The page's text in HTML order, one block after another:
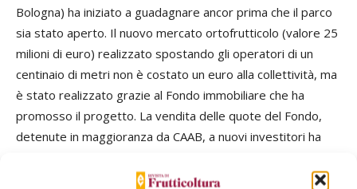
Bologna) ha iniziato a guadagnare ancor prima che il parco
sia stato aperto. Il nuovo mercato ortofrutticolo (valore 25
milioni di euro) realizzato spostando gli operatori di un
centinaio di metri non è costato un euro alla collettività, ma
è stato realizzato grazie al Fondo immobiliare che ha
promosso il progetto. La vendita delle quote del Fondo,
detenute in maggioranza da CAAB, a nuovi investitori ha
miei predecessori alla presidenza del CAAB avevano con il